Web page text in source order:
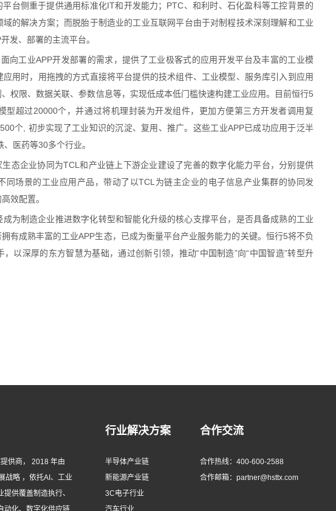
台侧重于提供通用标准化IT和开发能力；PTC、和利时、石化盈科等工控背景的
的解决方案；而脱胎于制造业的工业互联网平台由于对制程技术深刻理解和工业
发、部署的主流平台。
向工业APP开发部署的需求，提供了工业极客式的应用开发平台及丰富的工业模
用时，用拖拽的方式直接将平台提供的技术组件、工业模型、服务库引入到应用
权限、数据关联、参数信息等，实现低成本低门槛快速构建工业应用。目前恒行5
型超过20000个，并通过将机理封装为开发组件，更加方便第三方开发者调用复
个, 初步实现了工业知识的沉淀、复用、推广。这些工业APP已成功应用于泛半
医药等30多个行业。
态企业协同为TCL和产业链上下游企业建设了完善的数字化能力平台，分别提供
同场景的工业应用产品，带动了以TCL为链主企业的电子信息产业集群的协同发
效配置。
为制造企业推进数字化转型和智能化升级的核心支撑平台，是否具备成熟的工业
有成熟丰富的工业APP生态，已成为衡量平台产业服务能力的关键。恒行5将不负
以深厚的东方智慧为基础，通过创新引领，推动“中国制造”向“中国智造”转型升
供商， 2018 年由
战略 ，依托AI、工业
供覆盖制造执行、
动化、数字化供应链
行业解决方案
半导体产业链
新能源产业链
3C电子行业
汽车行业
合作交流
合作热线：400-600-2588
合作邮箱：partner@hsttx.com